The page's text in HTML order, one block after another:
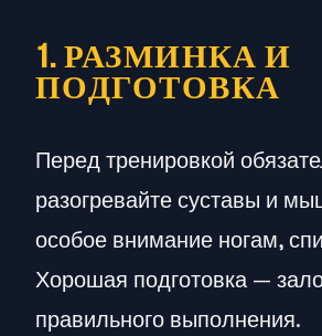
1. РАЗМИНКА И
ПОДГОТОВКА
Перед тренировкой
разогревайте суставы и
особое внимание ногам,
Хорошая подготовка —
правильного выполнения.